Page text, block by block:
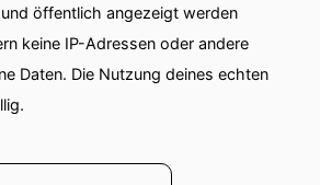
öffentlich angezeigt werden
keine IP-Adressen oder andere
Daten. Die Nutzung deines echten